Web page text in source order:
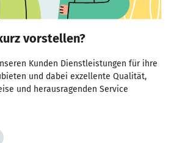
vorstellen?
Kunden Dienstleistungen für ihre
und dabei exzellente Qualität,
und herausragenden Service